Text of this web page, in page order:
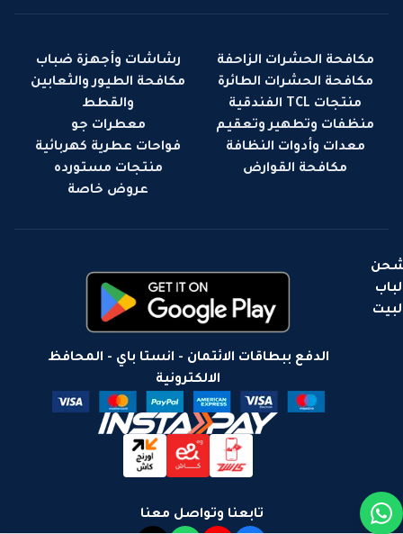
مكافحة الحشرات الزاحفة
مكافحة الحشرات الطائرة
منتجات TCL الفندقية
منظفات وتطهير وتعقيم
معدات وأدوات النظافة
مكافحة القوارض
رشاشات وأجهزة ضباب
مكافحة الطيور والثعابين
والقطط
معطرات جو
فواحات عطرية كهربائية
منتجات مستورده
عروض خاصة
لباب
تابعنا وتواصل معنا
الدفع ببطاقات الائتمان - انستا باي - المحافظ
الالكترونية